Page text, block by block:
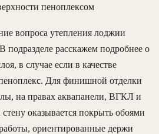
пеноплексом
вопроса утепления лоджии
подразделе расскажем подробнее о
в случае если в качестве
Для финишной отделки
на правах аквапанели, ВГКЛ и
оказывается покрыть обоями
ориентированные держи